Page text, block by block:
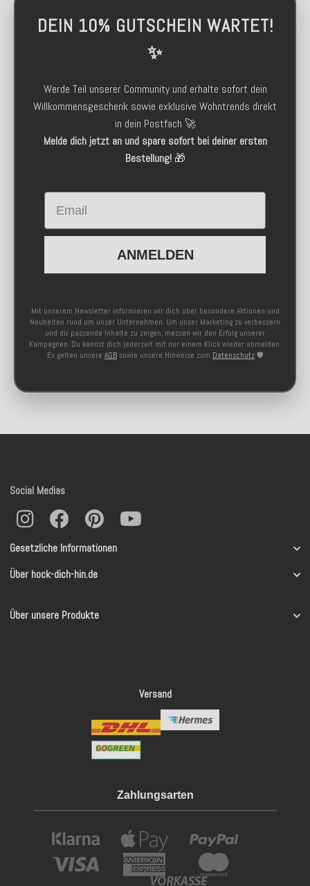
DEIN 10% GUTSCHEIN WARTET!
✨
Werde Teil unserer Community und erhalte sofort dein
Willkommensgeschenk sowie exklusive Wohntrends direkt
in dein Postfach 🚀
Melde dich jetzt an und spare sofort bei deiner ersten
Bestellung!🎁
Email
ANMELDEN
Mit unserem Newsletter informieren wir dich über besondere Aktionen und
Neuheiten rund um unser Unternehmen. Um unser Marketing zu verbessern
und dir passende Inhalte zu zeigen, messen wir den Erfolg unserer
Kampagnen. Du kannst dich jederzeit mit nur einem Klick wieder abmelden.
Es gelten unsere AGB sowie unsere Hinweise zum Datenschutz 🛡️
Gesetzliche Informationen
Über hock-dich-hin.de
Über unsere Produkte
Social Medias
Versand
Zahlungsarten